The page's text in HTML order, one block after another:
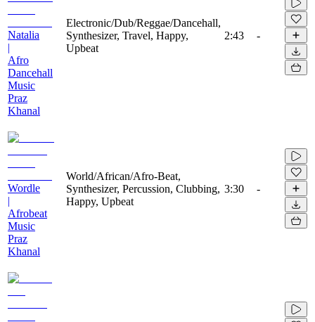
Natalia
|
Afro
Dancehall
Music
Praz
Khanal
Electronic/Dub/Reggae/Dancehall,
Synthesizer, Travel, Happy,
Upbeat
2:43 -
Wordle
|
Afrobeat
Music
Praz
Khanal
World/African/Afro-Beat,
Synthesizer, Percussion, Clubbing,
Happy, Upbeat
3:30 -